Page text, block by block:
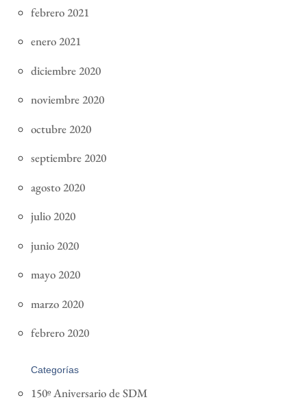
febrero 2021
enero 2021
diciembre 2020
noviembre 2020
octubre 2020
septiembre 2020
agosto 2020
julio 2020
junio 2020
mayo 2020
marzo 2020
febrero 2020
Categorías
150º Aniversario de SDM